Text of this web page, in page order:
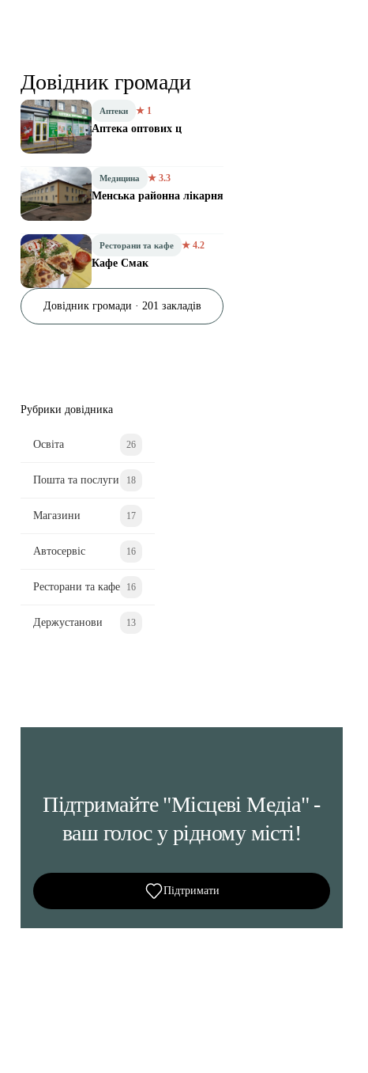
Довідник громади
Аптеки ★ 1
Аптека оптових ц
Медицина ★ 3.3
Менська районна лікарня
Ресторани та кафе ★ 4.2
Кафе Смак
Довідник громади · 201 закладів
Рубрики довідника
Освіта 26
Пошта та послуги 18
Магазини 17
Автосервіс 16
Ресторани та кафе 16
Держустанови 13
Підтримайте "Місцеві Медіа" -
ваш голос у рідному місті!
Підтримати